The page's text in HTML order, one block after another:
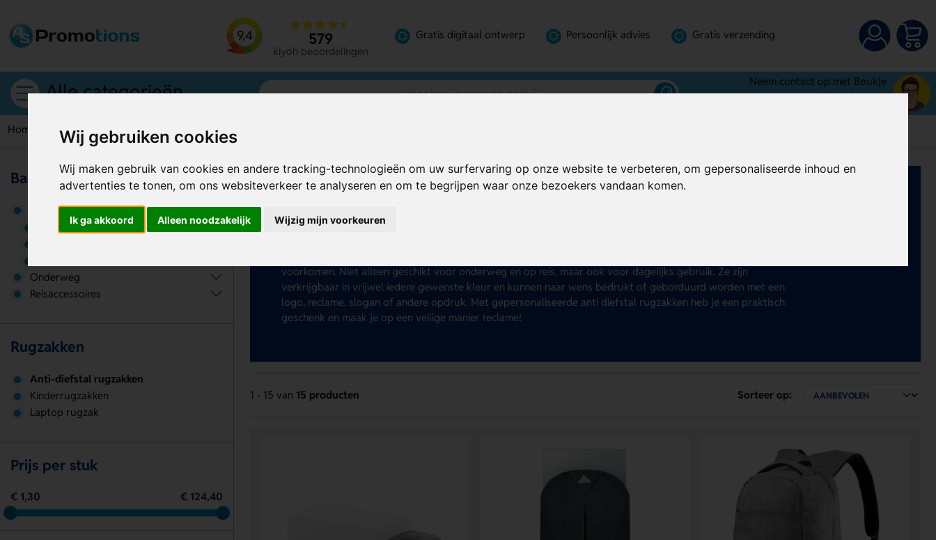
Wij gebruiken cookies
Wij maken gebruik van cookies en andere tracking-technologieën om uw surfervaring op onze website te verbeteren, om gepersonaliseerde inhoud en
advertenties te tonen, om ons websiteverkeer te analyseren en om te begrijpen waar onze bezoekers vandaan komen.
Ik ga akkoord Alleen noodzakelijk Wijzig mijn voorkeuren
9,4 579
kiyoh beoordelingen
Gratis digitaal ontwerp Persoonlijk advies Gratis verzending
Alle categorieën
Neem contact op met Boukje
072-3030100
Home Rugzakken Anti-diefstal rugzakken
Anti diefstal rugzakken bedrukken
Op zoek naar een doeltreffend relatiegeschenk dat zowel praktisch als veilig is? Laat dan
voorkomen. Niet alleen geschikt voor onderweg en op reis, maar ook voor dagelijks gebruik. Ze zijn
verkrijgbaar in vrijwel iedere gewenste kleur en kunnen naar wens bedrukt of geborduurd worden met een
logo, reclame, slogan of andere opdruk. Met gepersonaliseerde anti diefstal rugzakken heb je een praktisch
geschenk en maak je op een veilige manier reclame!
1 - 15 van 15 producten Sorteer op:
Bagage
Bagage
Koffers
Onderweg
Reisaccessoires
Rugzakken
Anti-diefstal rugzakken
Kinderrugzakken
Laptop rugzak
Prijs per stuk
€ 1,30 € 124,40